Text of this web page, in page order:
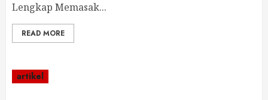
Lengkap Memasak...
READ MORE
artikel